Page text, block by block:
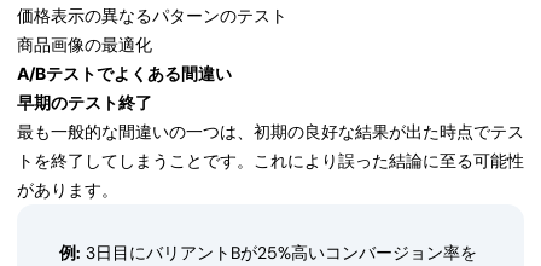
価格表示の異なるパターンのテスト
商品画像の最適化
A/Bテストでよくある間違い
早期のテスト終了
最も一般的な間違いの一つは、初期の良好な結果が出た時点でテス
トを終了してしまうことです。これにより誤った結論に至る可能性
があります。
例: 3日目にバリアントBが25%高いコンバージョン率を